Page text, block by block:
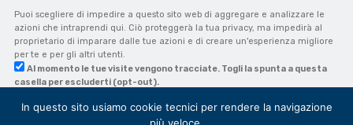
Puoi scegliere di impedire a questo sito web di aggregare e analizzare le
azioni che intraprendi qui. Ciò proteggerà la tua privacy, ma impedirà al
proprietario di imparare dalle tue azioni e di creare un'esperienza migliore
per te e per gli altri utenti.
Al momento le tue visite vengono tracciate. Togli la spunta a questa
casella per escluderti (opt-out).
In questo sito usiamo cookie tecnici per rendere la navigazione